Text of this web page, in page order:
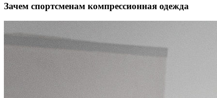
Зачем спортсменам компрессионная одежда